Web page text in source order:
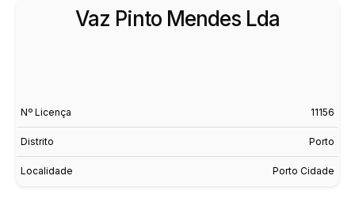
Vaz Pinto Mendes Lda
Nº Licença 11156
Distrito Porto
Localidade Porto Cidade